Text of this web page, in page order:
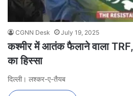
CGNN Desk July 19, 2025
कश्मीर में आतंक फैलाने वाला TRF,
का हिस्सा
दिल्ली। लश्कर-ए-तैयब